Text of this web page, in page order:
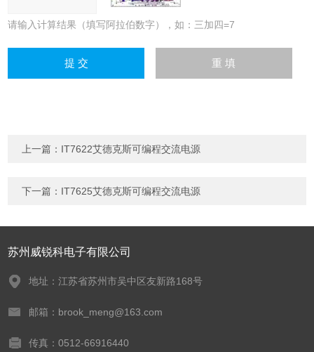
请输入计算结果（填写阿拉伯数字），如：三加四=7
上一篇： IT7622艾德克斯可编程交流电源
下一篇： IT7625艾德克斯可编程交流电源
苏州威锐科电子有限公司
地址：江苏省苏州市吴中区友新路168号
邮箱：brook_meng@163.com
传真：0512-66916440